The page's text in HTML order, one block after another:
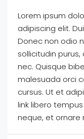
Lorem ipsum
adipiscing elit.
Donec non odio
sollicitudin
nec. Quisque
malesuada orci
cursus. Ut et
link libero
neque, et ornare